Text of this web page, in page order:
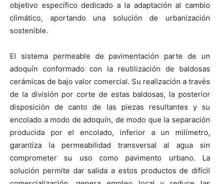
objetivo específico dedicado a la adaptación al cambio
climático, aportando una solución de urbanización
sostenible.
El sistema permeable de pavimentación parte de un
adoquín conformado con la reutilización de baldosas
cerámicas de bajo valor comercial. Su realización a través
de la división por corte de estas baldosas, la posterior
disposición de canto de las piezas resultantes y su
encolado a modo de adoquín, de modo que la separación
producida por el encolado, inferior a un milímetro,
garantiza la permeabilidad transversal al agua sin
comprometer su uso como pavimento urbano. La
solución permite dar salida a estos productos de difícil